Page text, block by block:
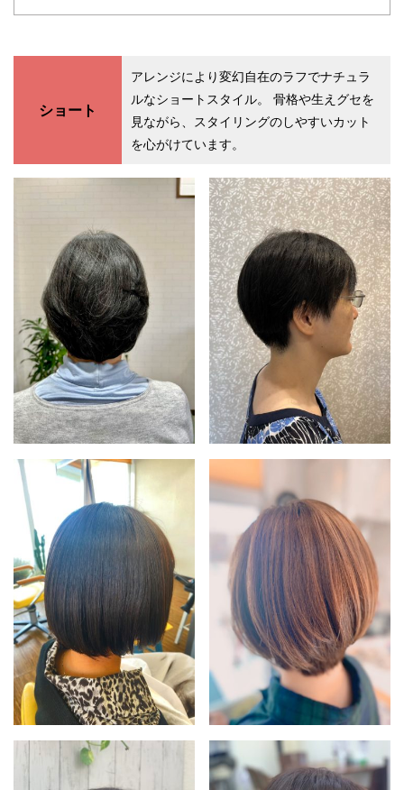
ショート
アレンジにより変幻自在のラフでナチュラ
ルなショートスタイル。 骨格や生えグセを
見ながら、スタイリングのしやすいカット
を心がけています。